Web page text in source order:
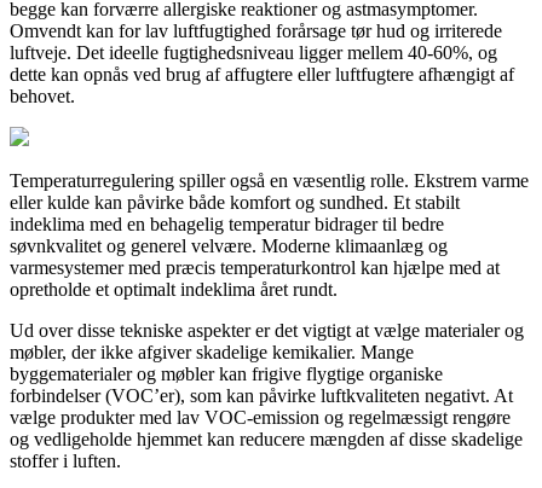
begge kan forværre allergiske reaktioner og astmasymptomer.
Omvendt kan for lav luftfugtighed forårsage tør hud og irriterede
luftveje. Det ideelle fugtighedsniveau ligger mellem 40-60%, og
dette kan opnås ved brug af affugtere eller luftfugtere afhængigt af
behovet.
Temperaturregulering spiller også en væsentlig rolle. Ekstrem varme
eller kulde kan påvirke både komfort og sundhed. Et stabilt
indeklima med en behagelig temperatur bidrager til bedre
søvnkvalitet og generel velvære. Moderne klimaanlæg og
varmesystemer med præcis temperaturkontrol kan hjælpe med at
opretholde et optimalt indeklima året rundt.
Ud over disse tekniske aspekter er det vigtigt at vælge materialer og
møbler, der ikke afgiver skadelige kemikalier. Mange
byggematerialer og møbler kan frigive flygtige organiske
forbindelser (VOC’er), som kan påvirke luftkvaliteten negativt. At
vælge produkter med lav VOC-emission og regelmæssigt rengøre
og vedligeholde hjemmet kan reducere mængden af disse skadelige
stoffer i luften.